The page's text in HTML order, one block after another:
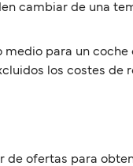
cambiar de una
para un coche
los costes de
de ofertas para